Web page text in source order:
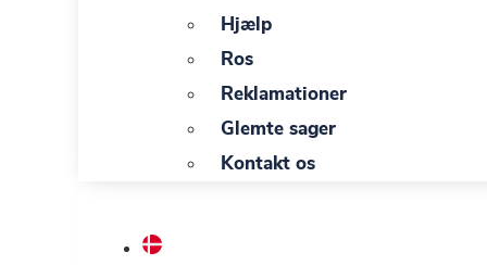
Hjælp
Ros
Reklamationer
Glemte sager
Kontakt os